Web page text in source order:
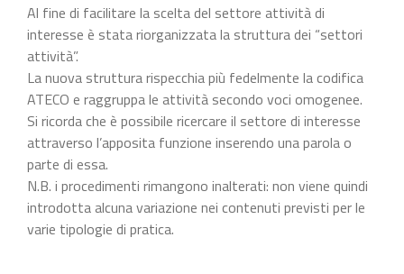
Al fine di facilitare la scelta del settore attività di
interesse è stata riorganizzata la struttura dei “settori
attività”.
La nuova struttura rispecchia più fedelmente la codifica
ATECO e raggruppa le attività secondo voci omogenee.
Si ricorda che è possibile ricercare il settore di interesse
attraverso l’apposita funzione inserendo una parola o
parte di essa.
N.B. i procedimenti rimangono inalterati: non viene quindi
introdotta alcuna variazione nei contenuti previsti per le
varie tipologie di pratica.